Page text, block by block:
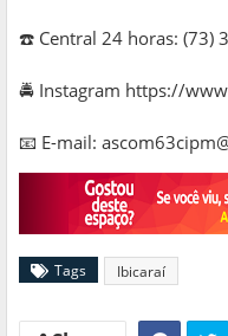
☎️ Central 24 horas: (73)
🚔 Instagram https://
📧 E-mail:
Tags Ibicaraí